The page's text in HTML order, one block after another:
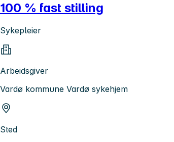
100 % fast stilling
Sykepleier
Arbeidsgiver
Vardø kommune Vardø sykehjem
Sted